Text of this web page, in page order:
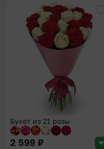
Букет из 21 розы
2 599 ₽